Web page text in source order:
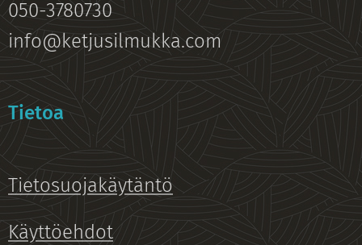
050-3780730
info@ketjusilmukka.com
Tietoa
Tietosuojakäytäntö
Käyttöehdot